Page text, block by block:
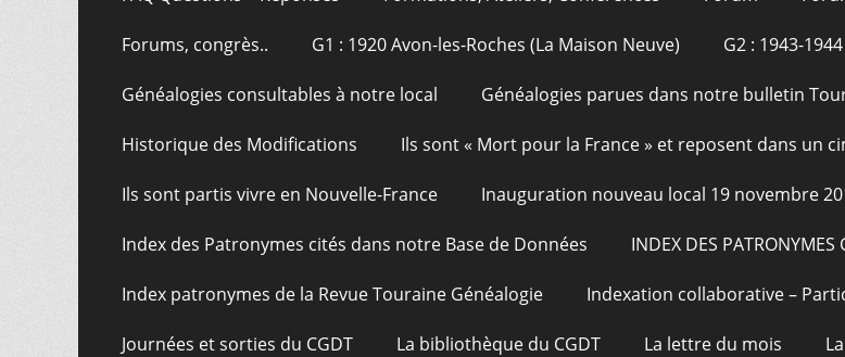
Forums, congrès.. G1 : 1920 Avon-les-Roches (La Maison Neuve) G2 : 1943-
Généalogies consultables à notre local Généalogies parues dans notre bulletin
Historique des Modifications Ils sont « Mort pour la France » et reposent dans un
Ils sont partis vivre en Nouvelle-France Inauguration nouveau local 19 novembre
Index des Patronymes cités dans notre Base de Données INDEX DES PATRONYMES
Index patronymes de la Revue Touraine Généalogie Indexation collaborative –
Journées et sorties du CGDT La bibliothèque du CGDT La lettre du mois